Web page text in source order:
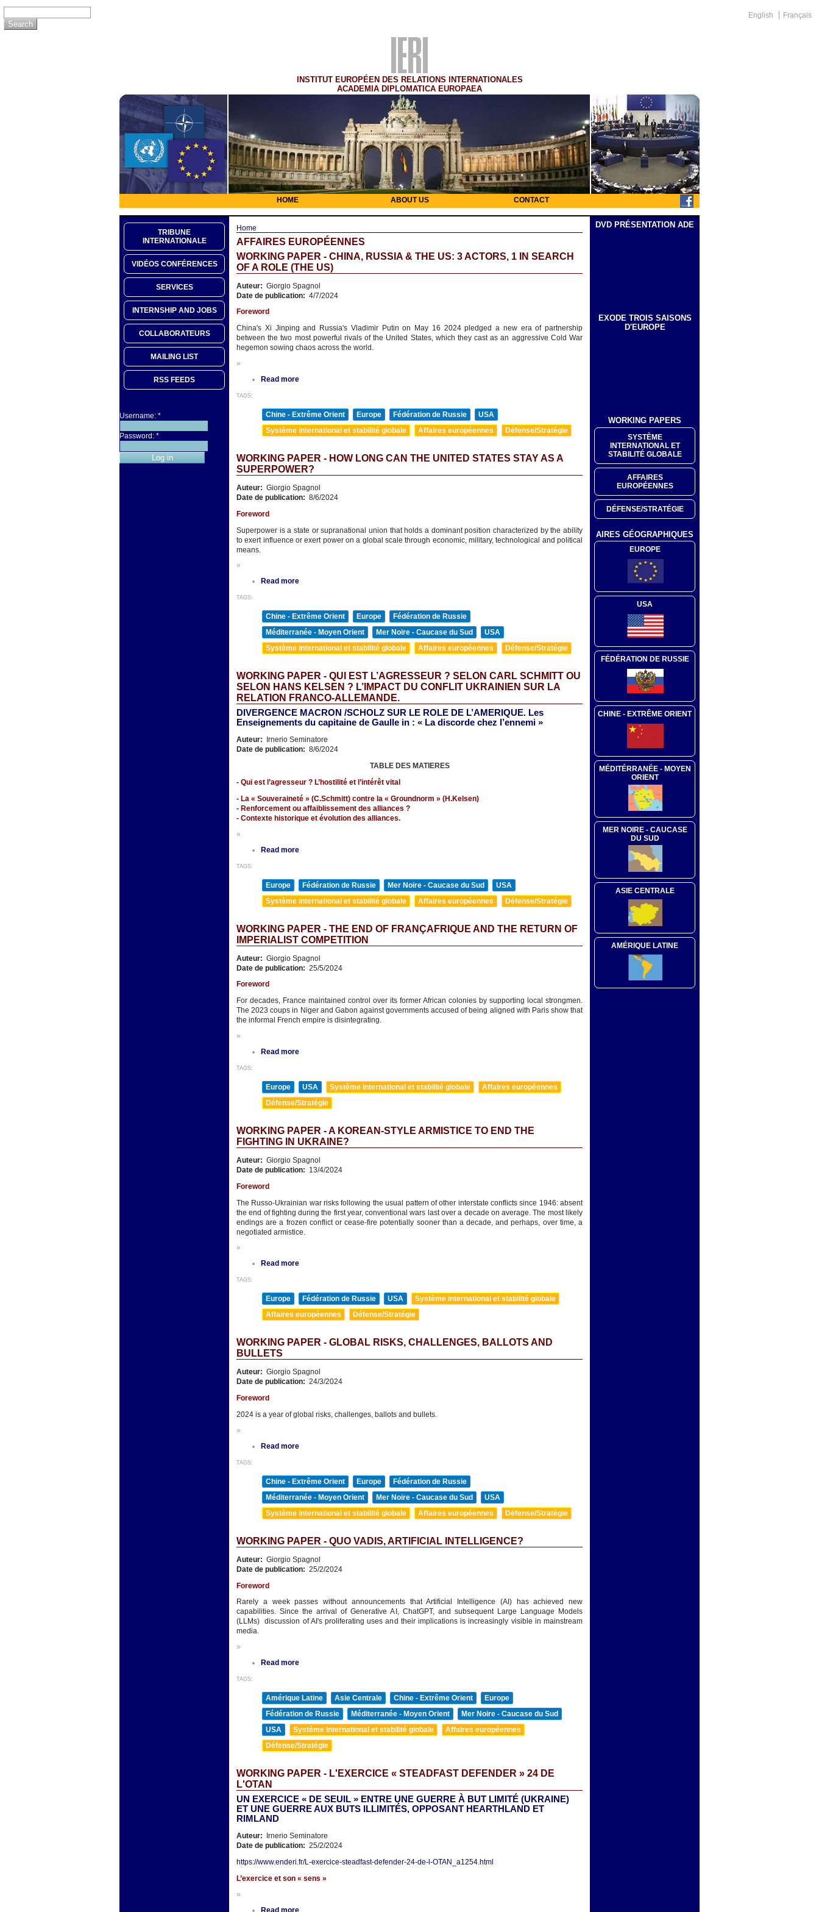
English Français
INSTITUT EUROPÉEN DES RELATIONS INTERNATIONALES
ACADEMIA DIPLOMATICA EUROPAEA
HOME ABOUT US CONTACT
TRIBUNE
INTERNATIONALE
VIDÉOS CONFÉRENCES
SERVICES
INTERNSHIP AND JOBS
COLLABORATEURS
MAILING LIST
RSS FEEDS
Username: *
Password: *
Home
AFFAIRES EUROPÉENNES
WORKING PAPER - CHINA, RUSSIA & THE US: 3 ACTORS, 1 IN SEARCH
OF A ROLE (THE US)
Auteur: Giorgio Spagnol
Date de publication: 4/7/2024
Foreword
China's Xi Jinping and Russia's Vladimir Putin on May 16 2024 pledged a new era of partnership
between the two most powerful rivals of the United States, which they cast as an aggressive Cold War
hegemon sowing chaos across the world.
»
Read more
TAGS:
Chine - Extrême Orient Europe Fédération de Russie
USA
Système international et stabilité globale
Affaires européennes Défense/Stratégie
WORKING PAPER - HOW LONG CAN THE UNITED STATES STAY AS A
SUPERPOWER?
Auteur: Giorgio Spagnol
Date de publication: 8/6/2024
Foreword
Superpower is a state or supranational union that holds a dominant position characterized by the ability
to exert influence or exert power on a global scale through economic, military, technological and political
means.
»
Read more
TAGS:
Chine - Extrême Orient Europe
Fédération de Russie
Méditerranée - Moyen Orient
Mer Noire - Caucase du Sud
USA
Système international et stabilité globale
Affaires européennes Défense/Stratégie
WORKING PAPER - QUI EST L’AGRESSEUR ? SELON CARL SCHMITT OU
SELON HANS KELSEN ? L’IMPACT DU CONFLIT UKRAINIEN SUR LA
RELATION FRANCO-ALLEMANDE.
DIVERGENCE MACRON /SCHOLZ SUR LE ROLE DE L’AMERIQUE. Les
Enseignements du capitaine de Gaulle in : « La discorde chez l’ennemi »
Auteur:
Irnerio Seminatore
Date de publication: 8/6/2024
TABLE DES MATIERES
- Qui est l’agresseur ? L’hostilité et l’intérêt vital
- La « Souveraineté » (C.Schmitt) contre la « Groundnorm » (H.Kelsen)
- Renforcement ou affaiblissement des alliances ?
- Contexte historique et évolution des alliances.
»
Read more
TAGS:
Europe Fédération de Russie Mer Noire - Caucase du Sud
USA
Système international et stabilité globale
Affaires européennes Défense/Stratégie
WORKING PAPER - THE END OF FRANÇAFRIQUE AND THE RETURN OF
IMPERIALIST COMPETITION
Auteur: Giorgio Spagnol
Date de publication: 25/5/2024
Foreword
For decades, France maintained control over its former African colonies by supporting local strongmen.
The 2023 coups in Niger and Gabon against governments accused of being aligned with Paris show that
the informal French empire is disintegrating.
»
Read more
TAGS:
Europe USA Système international et stabilité globale
Affaires européennes
Défense/Stratégie
WORKING PAPER - A KOREAN-STYLE ARMISTICE TO END THE
FIGHTING IN UKRAINE?
Auteur: Giorgio Spagnol
Date de publication: 13/4/2024
Foreword
The Russo-Ukrainian war risks following the usual pattern of other interstate conflicts since 1946: absent
the end of fighting during the first year, conventional wars last over a decade on average. The most likely
endings are a frozen conflict or cease-fire potentially sooner than a decade, and perhaps, over time, a
negotiated armistice.
»
Read more
TAGS:
Europe Fédération de Russie USA
Système international et stabilité globale
Affaires européennes
Défense/Stratégie
WORKING PAPER - GLOBAL RISKS, CHALLENGES, BALLOTS AND
BULLETS
Auteur: Giorgio Spagnol
Date de publication: 24/3/2024
Foreword
2024 is a year of global risks, challenges, ballots and bullets.
»
Read more
TAGS:
Chine - Extrême Orient Europe
Fédération de Russie
Méditerranée - Moyen Orient
Mer Noire - Caucase du Sud
USA
Système international et stabilité globale
Affaires européennes Défense/Stratégie
WORKING PAPER - QUO VADIS, ARTIFICIAL INTELLIGENCE?
Auteur: Giorgio Spagnol
Date de publication: 25/2/2024
Foreword
Rarely a week passes without announcements that Artificial Intelligence (AI) has achieved new
capabilities. Since the arrival of Generative AI, ChatGPT, and subsequent Large Language Models
(LLMs) discussion of AI's proliferating uses and their implications is increasingly visible in mainstream
media.
»
Read more
TAGS:
Amérique Latine Asie Centrale Chine - Extrême Orient
Europe
Fédération de Russie
Méditerranée - Moyen Orient
Mer Noire - Caucase du Sud
USA
Système international et stabilité globale
Affaires européennes
Défense/Stratégie
WORKING PAPER - L'EXERCICE « STEADFAST DEFENDER » 24 DE
L'OTAN
UN EXERCICE « DE SEUIL » ENTRE UNE GUERRE À BUT LIMITÉ (UKRAINE)
ET UNE GUERRE AUX BUTS ILLIMITÉS, OPPOSANT HEARTHLAND ET
RIMLAND
Auteur:
Irnerio Seminatore
Date de publication: 25/2/2024
https://www.enderi.fr/L-exercice-steadfast-defender-24-de-l-OTAN_a1254.html
L’exercice et son « sens »
»
Read more
DVD PRÉSENTATION ADE
EXODE TROIS SAISONS
D'EUROPE
WORKING PAPERS
SYSTÈME
INTERNATIONAL ET
STABILITÉ GLOBALE
AFFAIRES
EUROPÉENNES
DÉFENSE/STRATÉGIE
AIRES GÉOGRAPHIQUES
EUROPE
USA
FÉDÉRATION DE RUSSIE
CHINE - EXTRÊME ORIENT
MÉDITÉRRANÉE - MOYEN
ORIENT
MER NOIRE - CAUCASE
DU SUD
ASIE CENTRALE
AMÉRIQUE LATINE